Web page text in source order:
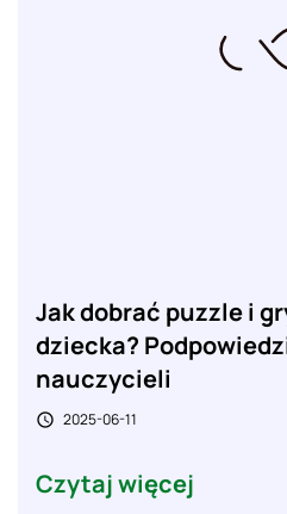
Jak dobrać puzzle i
dziecka?
nauczycieli
 2025-06-11
Czytaj więcej